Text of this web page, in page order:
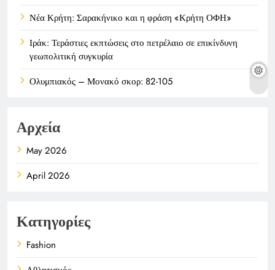
Νέα Κρήτη: Σαρακήνικο και η φράση «Κρήτη ΟΦΗ»
Ιράκ: Τεράστιες εκπτώσεις στο πετρέλαιο σε επικίνδυνη
γεωπολιτική συγκυρία
Ολυμπιακός – Μονακό σκορ: 82-105
Αρχεία
May 2026
April 2026
Κατηγορίες
Fashion